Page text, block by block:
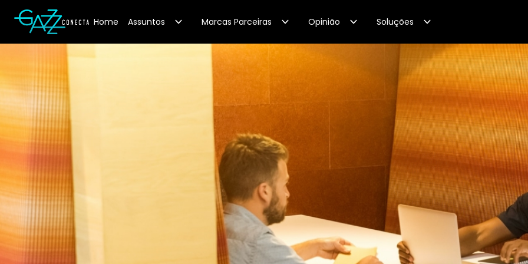
Your Company Home Assuntos Marcas Parceiras Opinião Soluções